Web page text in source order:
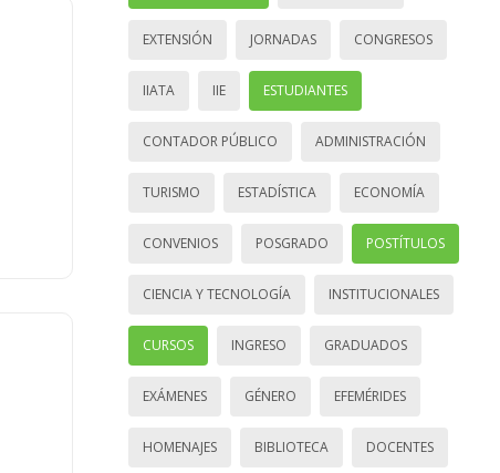
EXTENSIÓN JORNADAS CONGRESOS
IIATA IIE ESTUDIANTES
CONTADOR PÚBLICO ADMINISTRACIÓN
TURISMO ESTADÍSTICA ECONOMÍA
CONVENIOS POSGRADO POSTÍTULOS
CIENCIA Y TECNOLOGÍA INSTITUCIONALES
CURSOS INGRESO GRADUADOS
EXÁMENES GÉNERO EFEMÉRIDES
HOMENAJES BIBLIOTECA DOCENTES